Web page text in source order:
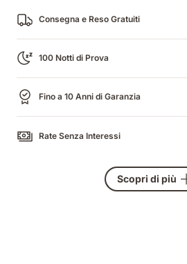
Consegna e Reso Gratuiti
100 Notti di Prova
Fino a 10 Anni di Garanzia
Rate Senza Interessi
Scopri di più